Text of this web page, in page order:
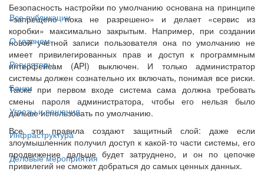
Все публикации
О главном
Регуляторы
Банки
Угрозы и решения
Инфраструктура
Деловые мероприятия
Безопасность настройки по умолчанию основана на принципе
«запрещено пока не разрешено» и делает «сервис из
коробки» максимально закрытым. Например, при создании
новой учетной записи пользователя она по умолчанию не
имеет привилегированных прав и доступ к программным
интерфейсам (API) выключен. И только администратор
системы должен сознательно их включать, понимая все риски.
Также при первом входе система сама должна требовать
смены пароля администратора, чтобы его нельзя было
дальше использовать по умолчанию.
Все эти правила создают защитный слой: даже если
злоумышленник получил доступ к какой-то части системы, его
продвижение дальше будет затруднено, и он по цепочке
привилегий не сможет добраться до самых ценных данных.